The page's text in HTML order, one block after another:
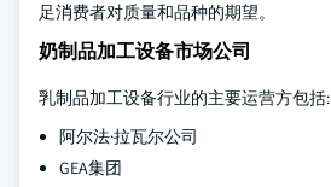
足消费者对质量和品种的期望。
奶制品加工设备市场公司
乳制品加工设备行业的主要运营方包括:
阿尔法·拉瓦尔公司
GEA集团